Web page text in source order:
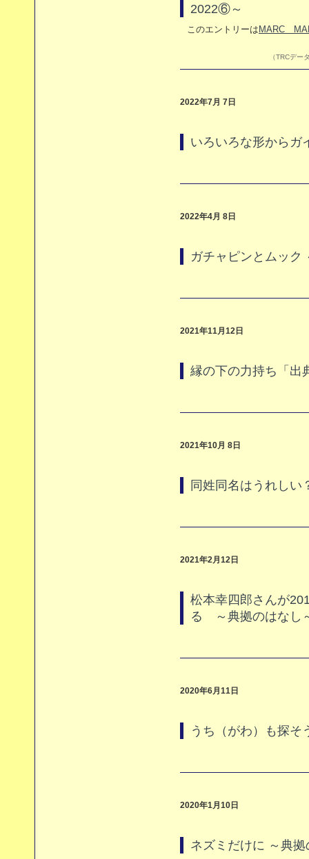
2022⑥～
このエントリーは MARC
（TRCデ
2022年7月 7日
いろいろな形からガ
2022年4月 8日
ガチャピンとムック
2021年11月12日
縁の下の力持ち「出
2021年10月 8日
同姓同名はうれしい
2021年2月12日
松本幸四郎さんが
る ～典拠のはなし
2020年6月11日
うち（がわ）も探
2020年1月10日
ネズミだけに ～典